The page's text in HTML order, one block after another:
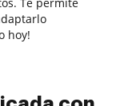
hoy!